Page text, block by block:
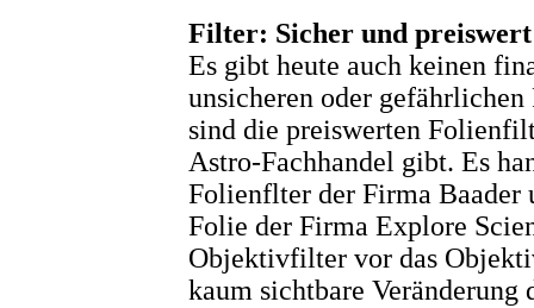
Filter: Sicher und preiswert
Es gibt heute auch keinen
unsicheren oder
sind die preiswerten
Astro-Fachhandel gibt. Es
Folienflter der Firma
Folie der Firma Explore
Objektivfilter vor das
kaum sichtbare